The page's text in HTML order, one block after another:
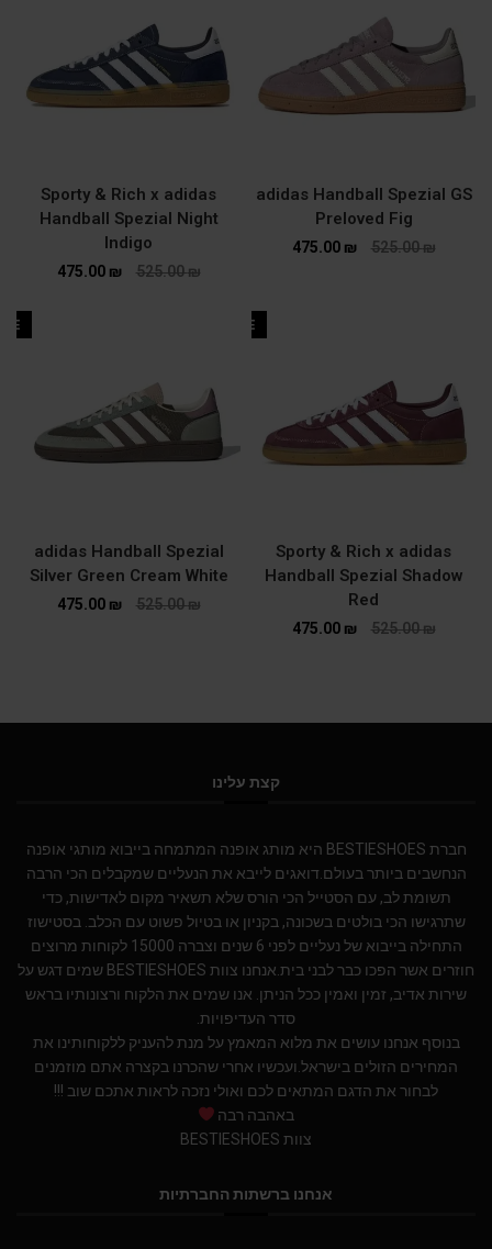
adidas Handball Spezial GS
Preloved Fig
525.00₪
475.00 ₪
Sporty & Rich x adidas
Handball Spezial Night
Indigo
525.00₪
475.00 ₪
SALE
Sporty & Rich x adidas
Handball Spezial Shadow
Red
525.00₪
475.00 ₪
adidas Handball Spezial
Silver Green Cream White
525.00₪
475.00 ₪
קצת עלינו
חברת BESTIESHOES היא מותג אופנה המתמחה בייבוא מותגי אופנה
הנחשבים ביותר בעולם.דואגים לייבא את הנעליים שמקבלים הכי הרבה
תשומת לב, עם הסטייל הכי הורס שלא תשאיר מקום לאדישות, כדי
שתרגישו הכי בולטים בשכונה, בקניון או בטיול פשוט עם הכלב. בסטישוז
התחילה בייבוא של נעליים לפני 6 שנים וצברה 15000 לקוחות מרוצים
חוזרים אשר הפכו כבר לבני בית.אנחנו צוות BESTIESHOES שמים דגש על
שירות אדיב, זמין ואמין ככל הניתן. אנו שמים את הלקוח ורצונותיו בראש
סדר העדיפויות.
בנוסף אנחנו עושים את מלוא המאמץ על מנת להעניק ללקוחותינו את
המחירים הזולים בישראל.ועכשיו אחרי שהכרנו בקצרה אתם מוזמנים
לבחור את הדגם המתאים לכם ואולי נזכה לראות אתכם שוב !!!
באהבה רבה
צוות BESTIESHOES
אנחנו ברשתות החברתיות